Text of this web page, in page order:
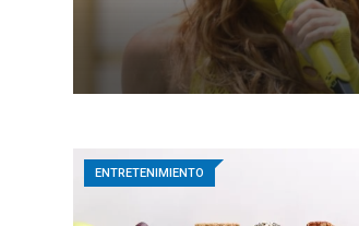
ENTRETENIMIENTO